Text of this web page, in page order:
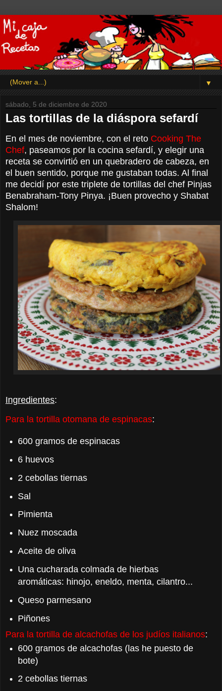
▼
sábado, 5 de diciembre de 2020
Las tortillas de la diáspora sefardí
En el mes de noviembre, con el reto Cooking The
Chef, paseamos por la cocina sefardí, y elegir una
receta se convirtió en un quebradero de cabeza, en
el buen sentido, porque me gustaban todas. Al final
me decidí por este triplete de tortillas del chef Pinjas
Benabraham-Tony Pinya. ¡Buen provecho y Shabat
Shalom!
Ingredientes:
Para la tortilla otomana de espinacas:
600 gramos de espinacas
6 huevos
2 cebollas tiernas
Sal
Pimienta
Nuez moscada
Aceite de oliva
Una cucharada colmada de hierbas
aromáticas: hinojo, eneldo, menta, cilantro...
Queso parmesano
Piñones
Para la tortilla de alcachofas de los judíos italianos:
600 gramos de alcachofas (las he puesto de
bote)
2 cebollas tiernas